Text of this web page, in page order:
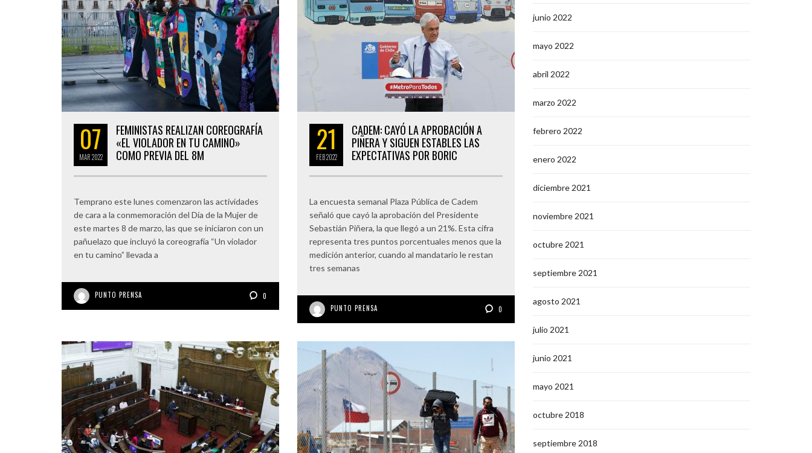
07
MAR2022
FEMINISTAS REALIZAN COREOGRAFÍA
«EL VIOLADOR EN TU CAMINO»
COMO PREVIA DEL 8M
Temprano este lunes comenzaron las actividades
de cara a la conmemoración del Día de la Mujer de
este martes 8 de marzo, las que se iniciaron con un
pañuelazo que incluyó la coreografía “Un violador
en tu camino” llevada a
PUNTO PRENSA 0
21
FEB2022
CADEM: CAYÓ LA APROBACIÓN A
PIÑERA Y SIGUEN ESTABLES LAS
EXPECTATIVAS POR BORIC
La encuesta semanal Plaza Pública de Cadem
señaló que cayó la aprobación del Presidente
Sebastián Piñera, la que llegó a un 21%. Esta cifra
representa tres puntos porcentuales menos que la
medición anterior, cuando al mandatario le restan
tres semanas
PUNTO PRENSA 0
junio 2022
mayo 2022
abril 2022
marzo 2022
febrero 2022
enero 2022
diciembre 2021
noviembre 2021
octubre 2021
septiembre 2021
agosto 2021
julio 2021
junio 2021
mayo 2021
octubre 2018
septiembre 2018